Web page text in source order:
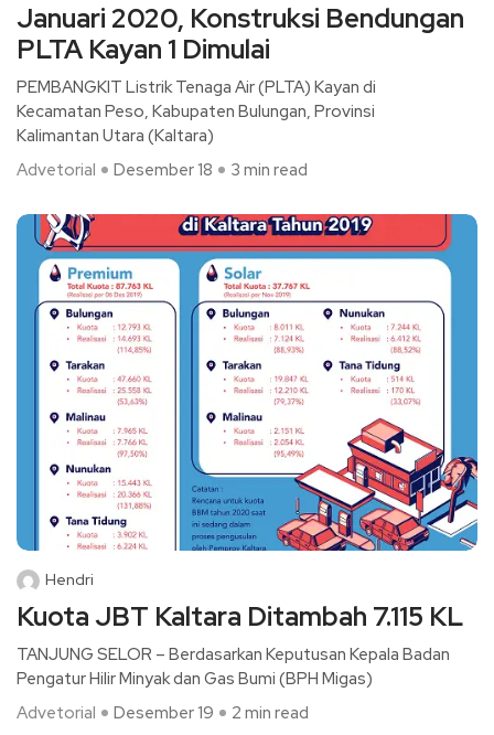
Januari 2020, Konstruksi Bendungan
PLTA Kayan 1 Dimulai
PEMBANGKIT Listrik Tenaga Air (PLTA) Kayan di
Kecamatan Peso, Kabupaten Bulungan, Provinsi
Kalimantan Utara (Kaltara)
Advetorial
Desember 18 3 min read
Hendri
Kuota JBT Kaltara Ditambah 7.115 KL
TANJUNG SELOR – Berdasarkan Keputusan Kepala Badan
Pengatur Hilir Minyak dan Gas Bumi (BPH Migas)
Advetorial
Desember 19 2 min read